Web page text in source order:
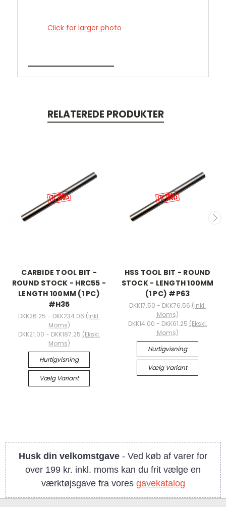
Click for larger photo
RELATEREDE PRODUKTER
CARBIDE TOOL BIT -
ROUND STOCK - HRC55 -
LENGTH 100MM (1 PC)
#H35
DKK26.25 - DKK234.06 (Inkl.
Moms)
DKK21.00 - DKK187.25 (Ekskl.
Moms)
Hurtigvisning
Vælg Variant
HSS TOOL BIT - ROUND
STOCK - LENGTH 100MM
(1 PC) #P63
DKK17.50 - DKK76.56 (Inkl.
Moms)
DKK14.00 - DKK61.25 (Ekskl.
Moms)
Hurtigvisning
Vælg Variant
Husk din velkomstgave - Ved køb af varer for
over 199 kr. inkl. moms kan du frit vælge en
værktøjsgave fra vores gavekatalog